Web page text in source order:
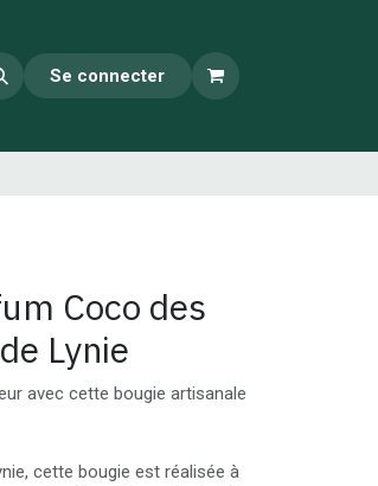
Se connecter
Coco des
Lynie
avec cette bougie artisanale
cette bougie est réalisée à